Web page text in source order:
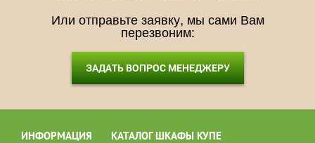
Или отправьте заявку, мы сами Вам
перезвоним:
ЗАДАТЬ ВОПРОС МЕНЕДЖЕРУ
ИНФОРМАЦИЯ КАТАЛОГ ШКАФЫ КУПЕ